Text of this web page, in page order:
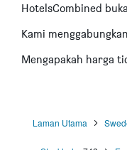
Hotel di Bangkok
Hotel di Putrajaya
Hotel di Shah Alam
HotelsCombined
Kami
Mengapakah harga
Laman Utama